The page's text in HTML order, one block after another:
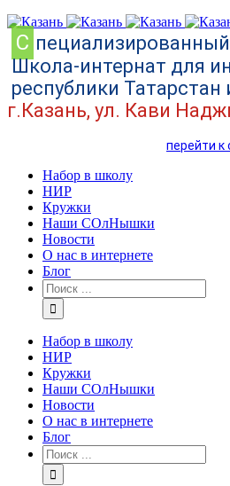
C пециализированный
Школа-интернат для
республики
г.Казань, ул. Кави
перейти к
Набор в школу
НИР
Кружки
Наши СОлНышки
Новости
О нас в интернете
Блог
Набор в школу
НИР
Кружки
Наши СОлНышки
Новости
О нас в интернете
Блог